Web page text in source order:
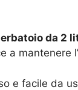
da 2
mantenere
e facile da